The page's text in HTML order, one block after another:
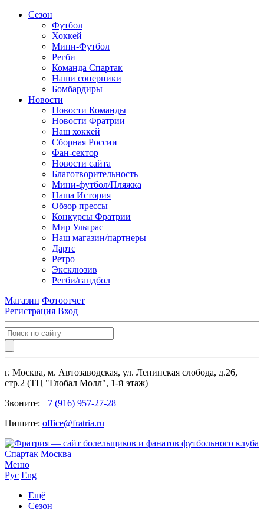
Сезон
Футбол
Хоккей
Мини-Футбол
Регби
Команда Спартак
Наши соперники
Бомбардиры
Новости
Новости Команды
Новости Фратрии
Наш хоккей
Сборная России
Фан-cектор
Новости сайта
Благотворительность
Мини-футбол/Пляжка
Наша История
Обзор прессы
Конкурсы Фратрии
Мир Ультрас
Наш магазин/партнеры
Дартс
Ретро
Эксклюзив
Регби/гандбол
Магазин Фотоотчет
Регистрация Вход
г. Москва, м. Автозаводская, ул. Ленинская слобода, д.26,
стр.2 (ТЦ "Глобал Молл", 1-й этаж)
Звоните: +7 (916) 957-27-28
Пишите: office@fratria.ru
Меню
Рус Eng
Ещё
Сезон